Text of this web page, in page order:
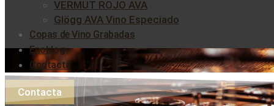
VERMUT ROJO AVA
Glögg AVA Vino Especiado
Copas de Vino Grabadas
Enoblog
Contacta
Contacta